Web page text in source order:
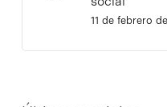
11 de febrero